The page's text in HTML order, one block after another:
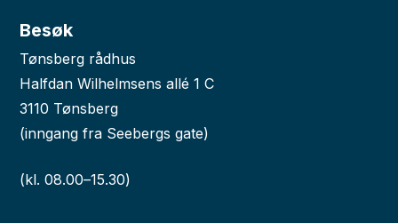
Besøk
Tønsberg rådhus
Halfdan Wilhelmsens allé 1 C
3110 Tønsberg
(inngang fra Seebergs gate)
(kl. 08.00–15.30)